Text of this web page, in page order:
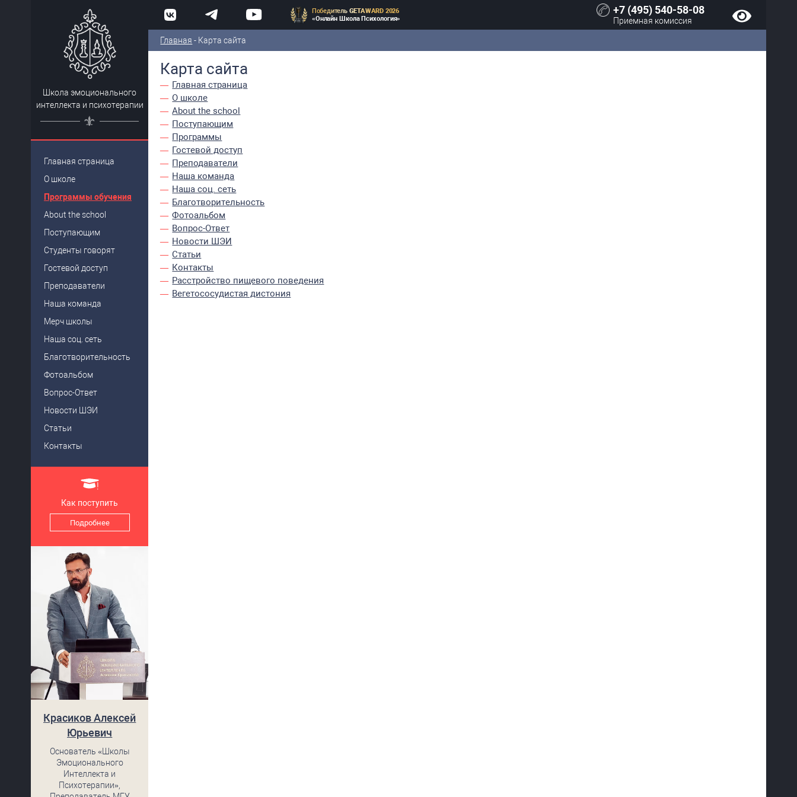
Школа эмоционального
интеллекта и психотерапии
Главная страница
О школе
Программы обучения
About the school
Поступающим
Студенты говорят
Гостевой доступ
Преподаватели
Наша команда
Мерч школы
Наша соц. сеть
Благотворительность
Фотоальбом
Вопрос-Ответ
Новости ШЭИ
Статьи
Контакты
Как поступить
Подробнее
Красиков Алексей
Юрьевич
Основатель «Школы
Эмоционального
Интеллекта и
Психотерапии»,
+7 (495) 540-58-08
Приемная комиссия
Победитель GETAWARD 2026
«Онлайн Школа Психология»
Главная - Карта сайта
Карта сайта
Главнаястраница
О школе
About the school
Поступающим
Программы
Гостевой доступ
Преподаватели
Наша команда
Наша соц. сеть
Благотворительность
Фотоальбом
Вопрос-Ответ
Новости ШЭИ
Статьи
Контакты
Расстройство пищевого поведения
Вегетососудистая дистония